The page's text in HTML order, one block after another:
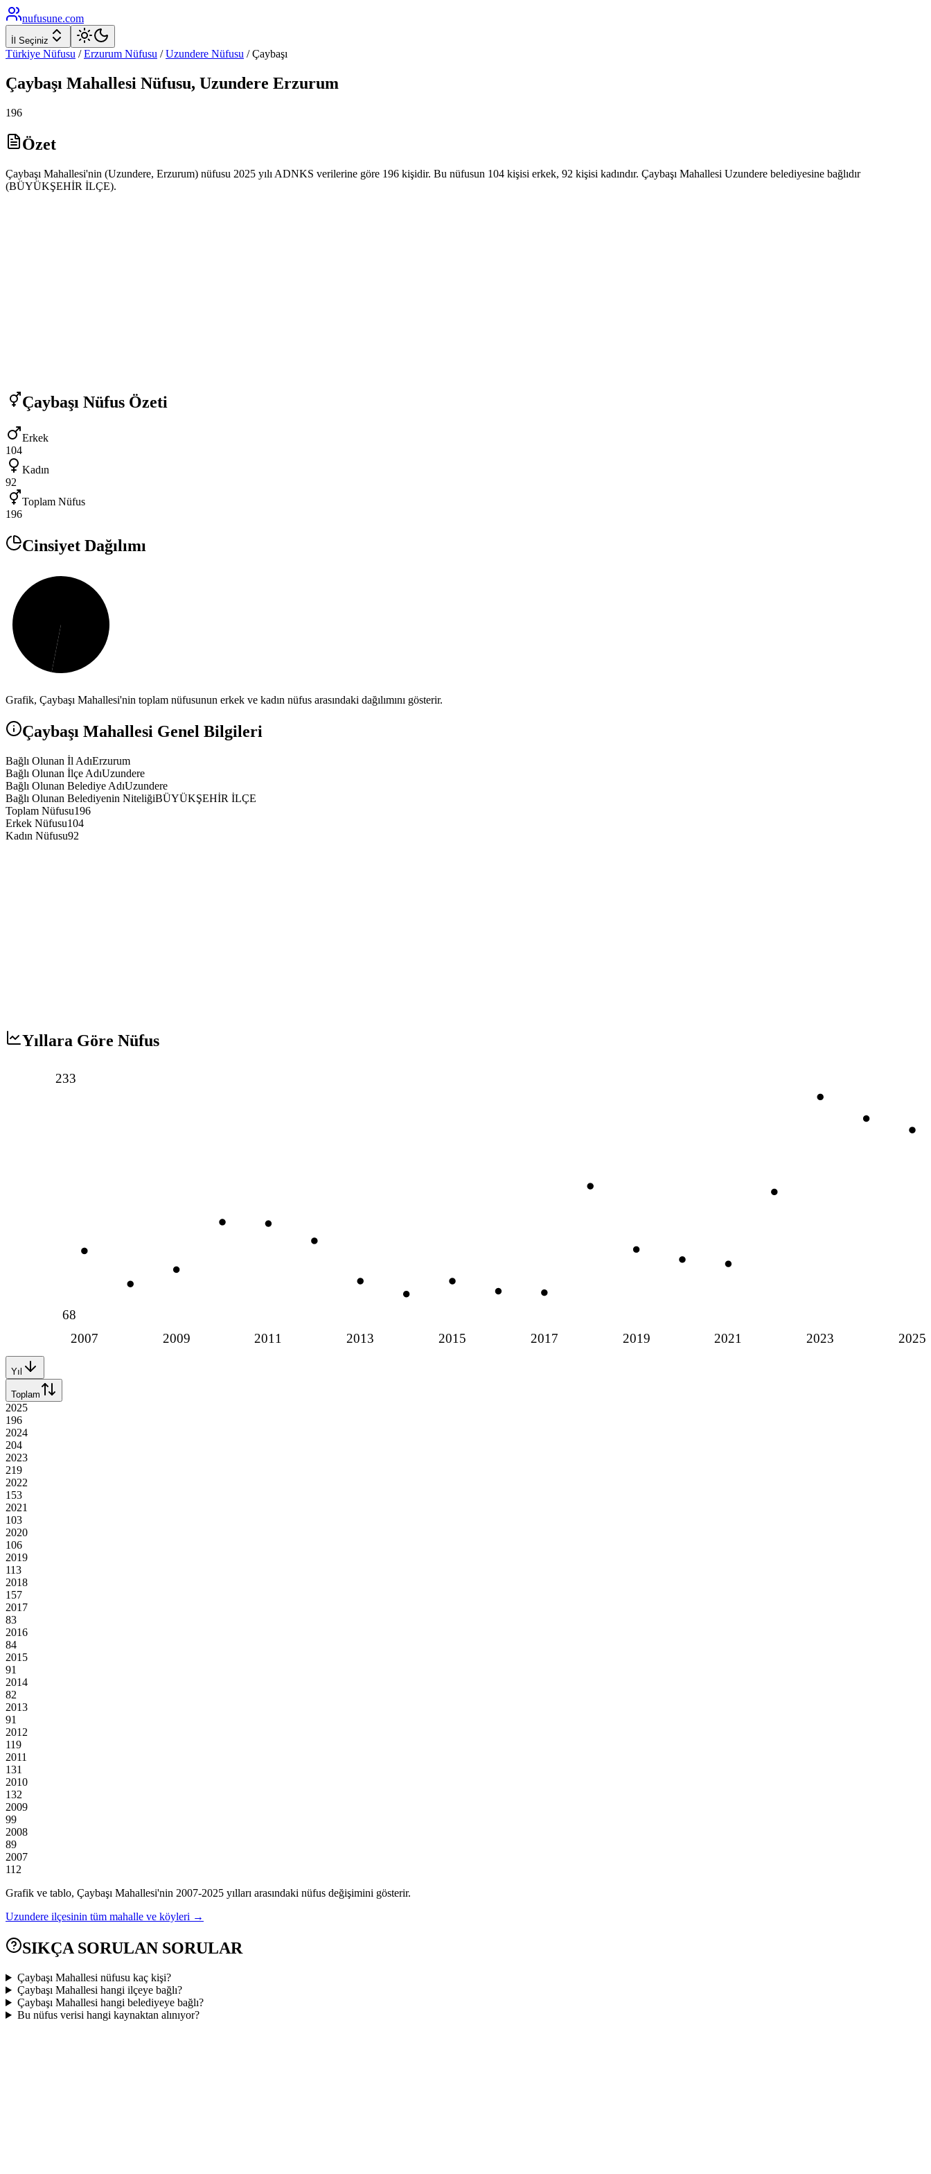
nufusune.com
İl Seçiniz
Türkiye Nüfusu / Erzurum Nüfusu / Uzundere Nüfusu /Çaybaşı
Çaybaşı Mahallesi Nüfusu, Uzundere Erzurum
196
Özet
Çaybaşı Mahallesi'nin (Uzundere, Erzurum) nüfusu 2025 yılı ADNKS verilerine göre 196 kişidir. Bu nüfusun 104 kişisi erkek, 92 kişisi kadındır. Çaybaşı Mahallesi Uzundere belediyesine bağlıdır
(BÜYÜKŞEHİR İLÇE).
Çaybaşı Nüfus Özeti
Erkek
104
Kadın
92
Toplam Nüfus
196
Cinsiyet Dağılımı
Grafik, Çaybaşı Mahallesi'nin toplam nüfusunun erkek ve kadın nüfus arasındaki dağılımını gösterir.
Çaybaşı Mahallesi Genel Bilgileri
Bağlı Olunan İl AdıErzurum
Bağlı Olunan İlçe AdıUzundere
Bağlı Olunan Belediye AdıUzundere
Bağlı Olunan Belediyenin NiteliğiBÜYÜKŞEHİR İLÇE
Toplam Nüfusu196
Erkek Nüfusu104
Kadın Nüfusu92
Yıllara Göre Nüfus
2007 2009 2011 2013 2015 2017 2019 2021 2023 2025
233
68
Yıl
Toplam
2025
196
2024
204
2023
219
2022
153
2021
103
2020
106
2019
113
2018
157
2017
83
2016
84
2015
91
2014
82
2013
91
2012
119
2011
131
2010
132
2009
99
2008
89
2007
112
Grafik ve tablo, Çaybaşı Mahallesi'nin 2007-2025 yılları arasındaki nüfus değişimini gösterir.
Uzundere ilçesinin tüm mahalle ve köyleri →
SIKÇA SORULAN SORULAR
Çaybaşı Mahallesi nüfusu kaç kişi?
Çaybaşı Mahallesi hangi ilçeye bağlı?
Çaybaşı Mahallesi hangi belediyeye bağlı?
Bu nüfus verisi hangi kaynaktan alınıyor?